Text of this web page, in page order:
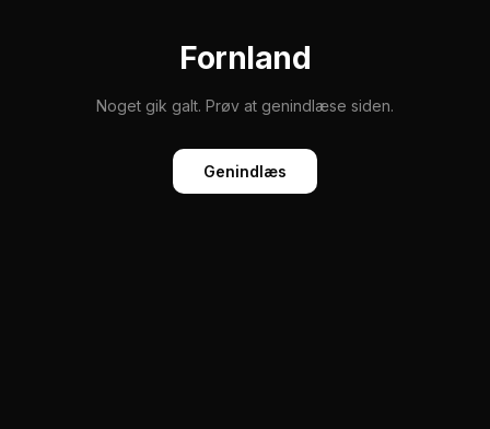
Fornland
Noget gik galt. Prøv at genindlæse siden.
Genindlæs